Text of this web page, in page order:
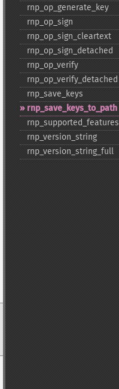
rnp_​op_​generate_​key
rnp_​op_​sign
rnp_​op_​sign_​cleartext
rnp_​op_​sign_​detached
rnp_​op_​verify
rnp_​op_​verify_​detached
rnp_​save_​keys
rnp_​save_​keys_​to_​path
rnp_​supported_​features
rnp_​version_​string
rnp_​version_​string_​full